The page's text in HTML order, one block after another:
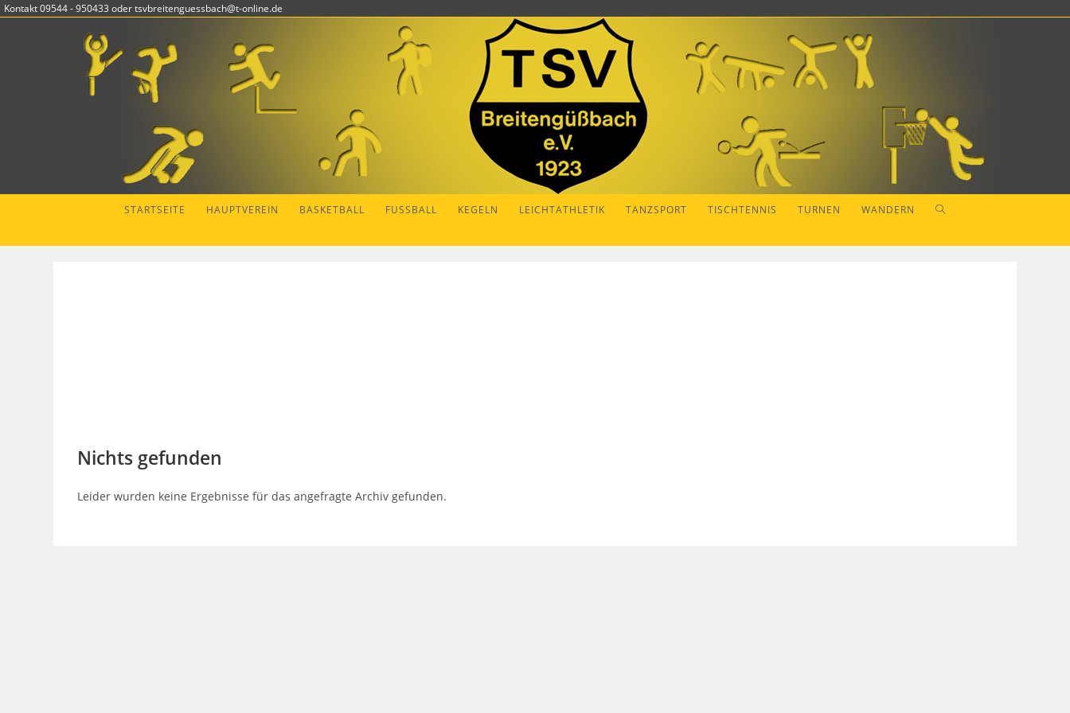
Zum
Kontakt 09544 - 950433 oder tsvbreitenguessbach@t-online.de
STARTSEITE HAUPTVEREIN BASKETBALL FUSSBALL KEGELN LEICHTATHLETIK TANZSPORT TISCHTENNIS TURNEN WANDERN WEBSITE-
Nichts gefunden
Leider wurden keine Ergebnisse für das angefragte Archiv gefunden.